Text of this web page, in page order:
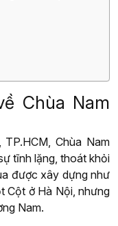
Chùa Nam
Chùa Nam
tĩnh lặng, thoát khỏi
được xây dựng như
Cột ở Hà Nội, nhưng
Nam.